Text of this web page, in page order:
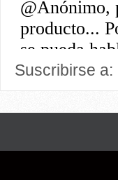
Suscribirse a: